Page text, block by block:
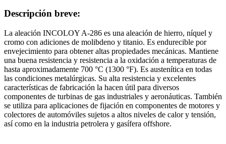
Descripción breve:
La aleación INCOLOY A-286 es una aleación de hierro, níquel y
cromo con adiciones de molibdeno y titanio. Es endurecible por
envejecimiento para obtener altas propiedades mecánicas. Mantiene
una buena resistencia y resistencia a la oxidación a temperaturas de
hasta aproximadamente 700 °C (1300 °F). Es austenítica en todas
las condiciones metalúrgicas. Su alta resistencia y excelentes
características de fabricación la hacen útil para diversos
componentes de turbinas de gas industriales y aeronáuticas. También
se utiliza para aplicaciones de fijación en componentes de motores y
colectores de automóviles sujetos a altos niveles de calor y tensión,
así como en la industria petrolera y gasífera offshore.